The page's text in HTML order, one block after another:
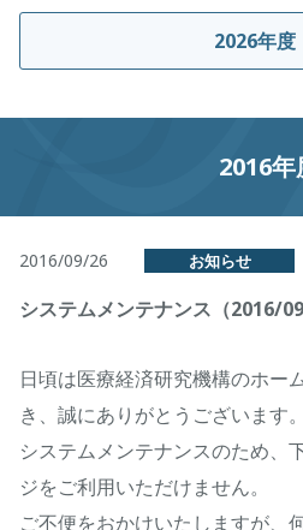
2026年度
2016年
2016/09/26 お知らせ
システムメンテナンス（2016/
日頃は医療経済研究機構のホー
き、誠にありがとうございます。
システムメンテナンスのため、
ジをご利用いただけません。
ご不便をおかけいたしますが、